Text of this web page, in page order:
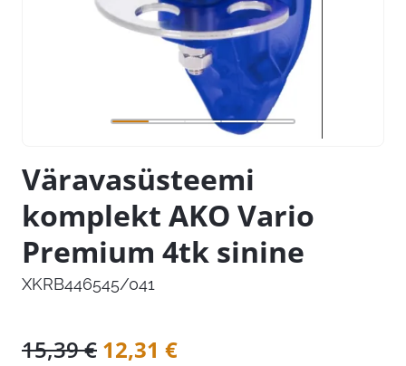
Väravasüsteemi
komplekt AKO Vario
Premium 4tk sinine
XKRB446545/041
15,39€ Algne
12,31 €Praegune